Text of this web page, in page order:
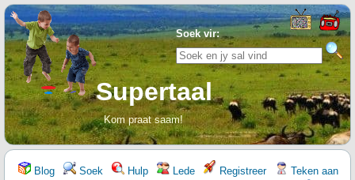
Soek vir:
Supertaal
Kom praat saam!
Blog Soek Hulp Lede Registreer
Teken aan